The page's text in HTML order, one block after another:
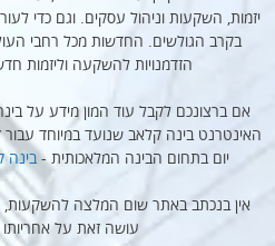
יזמות, השקעות וניהול עסקים. וגם כדי
בקרב הגולשים. החדשות מכל רחבי
הזדמנויות להשקעה וליזמות
אם ברצונכם לקבל עוד המון מידע על
האינטרנט בינה קלאב שנועד במיוחד עבור
יום בתחום הבינה המלאכותית -בינה
אין בנכתב באתר שום המלצה
עושה זאת על